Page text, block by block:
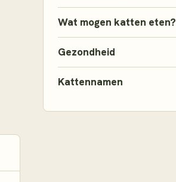
Wat mogen katten eten?
Gezondheid
Kattennamen